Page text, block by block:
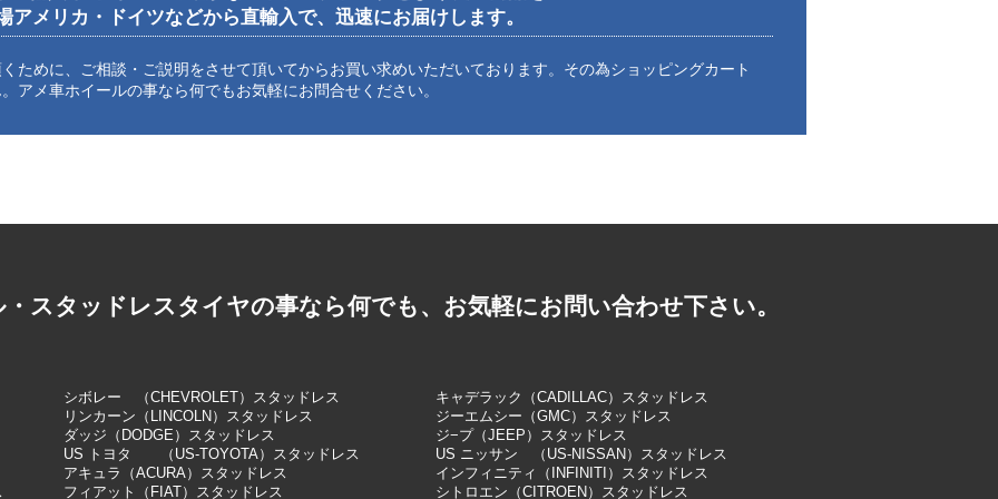
アメリカ・ドイツなどから直輸入で、迅速にお届けします。
ために、ご相談・ご説明をさせて頂いてからお買い求めいただいております。その為ショッピングカート
アメ車ホイールの事なら何でもお気軽にお問合せください。
スタッドレスタイヤの事なら何でも、お気軽にお問い合わせ下さい。
シボレー （CHEVROLET）スタッドレス
キャデラック（CADILLAC）スタッドレス
リンカーン（LINCOLN）スタッドレス
ジーエムシー（GMC）スタッドレス
ダッジ（DODGE）スタッドレス
ジ−プ（JEEP）スタッドレス
US トヨタ （US-TOYOTA）スタッドレス
US ニッサン （US-NISSAN）スタッドレス
アキュラ（ACURA）スタッドレス
インフィニティ（INFINITI）スタッドレス
フィアット（FIAT）スタッドレス シトロエン（CITROEN）スタッドレス